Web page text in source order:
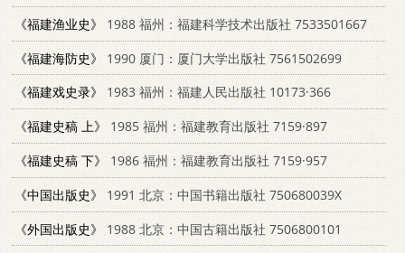
《福建渔业史》
1988 福州：福建科学技术出版社 7533501667
《福建海防史》
1990 厦门：厦门大学出版社 7561502699
《福建戏史录》
1983 福州：福建人民出版社 10173·366
《福建史稿 上》
1985 福州：福建教育出版社 7159·897
《福建史稿 下》
1986 福州：福建教育出版社 7159·957
《中国出版史》
1991 北京：中国书籍出版社 750680039X
《外国出版史》
1988 北京：中国古籍出版社 7506800101